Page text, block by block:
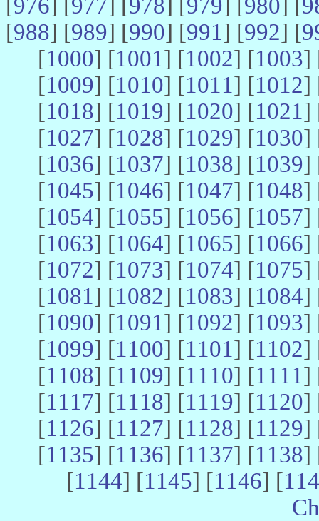
[976] [977] [978] [979] [980] [
[988] [989] [990] [991] [992] [
[1000] [1001] [1002] [1003]
[1009] [1010] [1011] [1012]
[1018] [1019] [1020] [1021]
[1027] [1028] [1029] [1030]
[1036] [1037] [1038] [1039]
[1045] [1046] [1047] [1048]
[1054] [1055] [1056] [1057]
[1063] [1064] [1065] [1066]
[1072] [1073] [1074] [1075]
[1081] [1082] [1083] [1084]
[1090] [1091] [1092] [1093]
[1099] [1100] [1101] [1102]
[1108] [1109] [1110] [1111]
[1117] [1118] [1119] [1120]
[1126] [1127] [1128] [1129]
[1135] [1136] [1137] [1138]
[1144] [1145] [1146] [